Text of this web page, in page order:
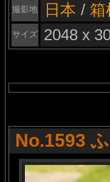
撮影地 日本 / 箱
サイズ 2048 x
No.1593